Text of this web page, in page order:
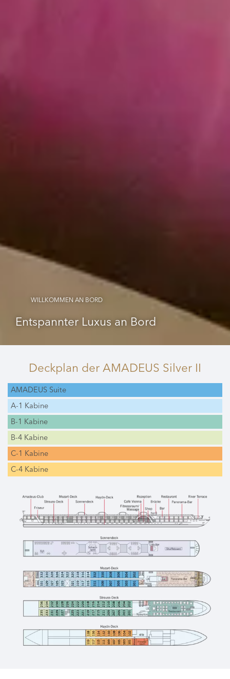
WILLKOMMEN AN BORD
Entspannter Luxus an Bord
Deckplan der AMADEUS Silver II
AMADEUS Suite
A-1 Kabine
B-1 Kabine
B-4 Kabine
C-1 Kabine
C-4 Kabine